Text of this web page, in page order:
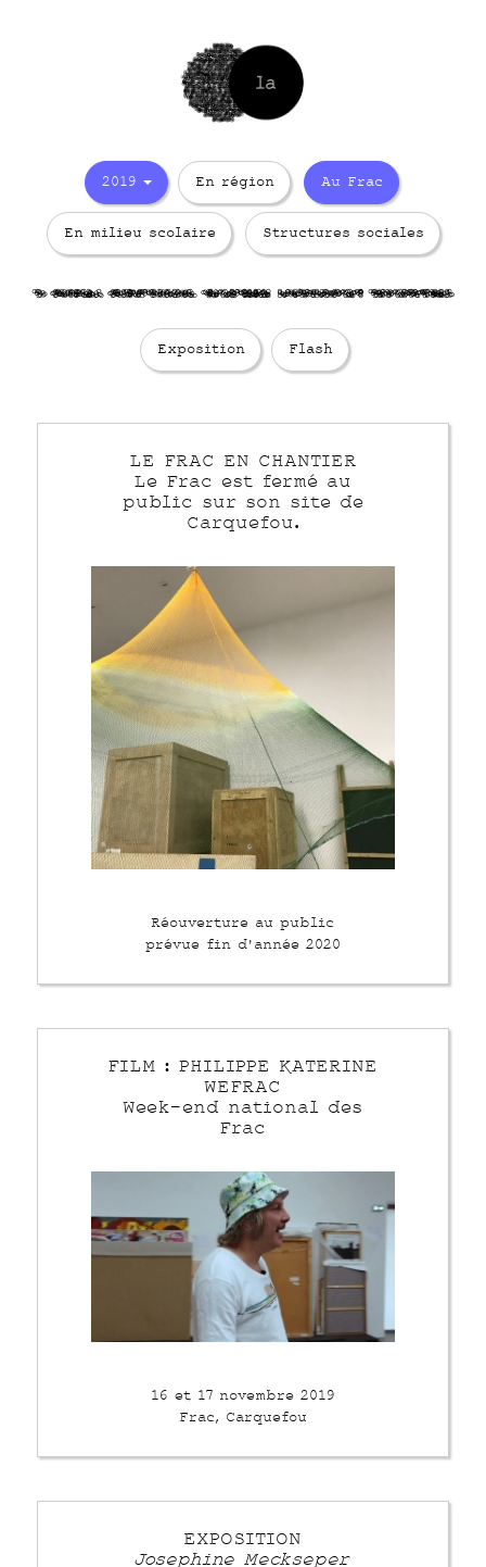
2019 En région Au Frac
En milieu scolaire Structures sociales
Q RubdqeoRvfp5sTinqSl1i5AgFkHh4Xzh7R13aQ01II3Vlv
Exposition Flash
LE FRAC EN CHANTIER
Le Frac est fermé au
public sur son site de
Carquefou.
Réouverture au public
prévue fin d'année 2020
FILM : PHILIPPE KATERINE
WEFRAC
Week-end national des
Frac
16 et 17 novembre 2019
Frac, Carquefou
EXPOSITION
Josephine Meckseper